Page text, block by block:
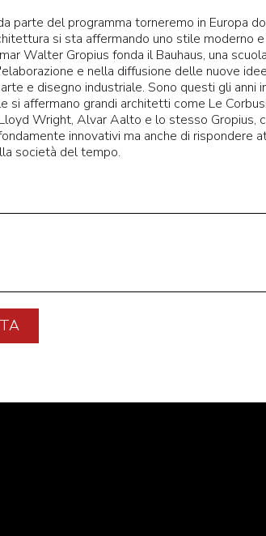
parte del programma torneremo in Europa
si sta affermando uno stile moderno
Walter Gropius fonda il Bauhaus, una
e nella diffusione delle nuove
e disegno industriale. Sono questi gli anni
si affermano grandi architetti come Le
Wright, Alvar Aalto e lo stesso Gropius,
innovativi ma anche di rispondere
società del tempo.